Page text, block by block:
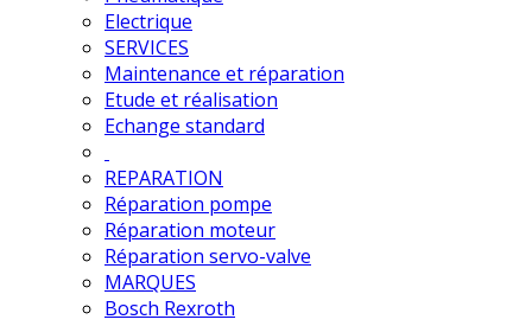
Electrique
SERVICES
Maintenance et réparation
Etude et réalisation
Echange standard
REPARATION
Réparation pompe
Réparation moteur
Réparation servo-valve
MARQUES
Bosch Rexroth